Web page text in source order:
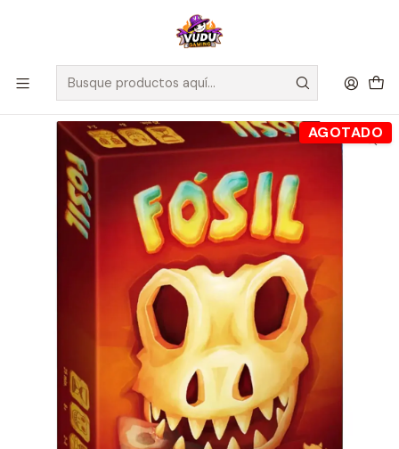
🚀 ¡Despachamos a todo Chile! Envío GRATIS a Regiones sobre
$100.000 y a RM sobre $35.000
Inicio Juegos de Mesa Competitivos Fósil - Español
AGOTADO